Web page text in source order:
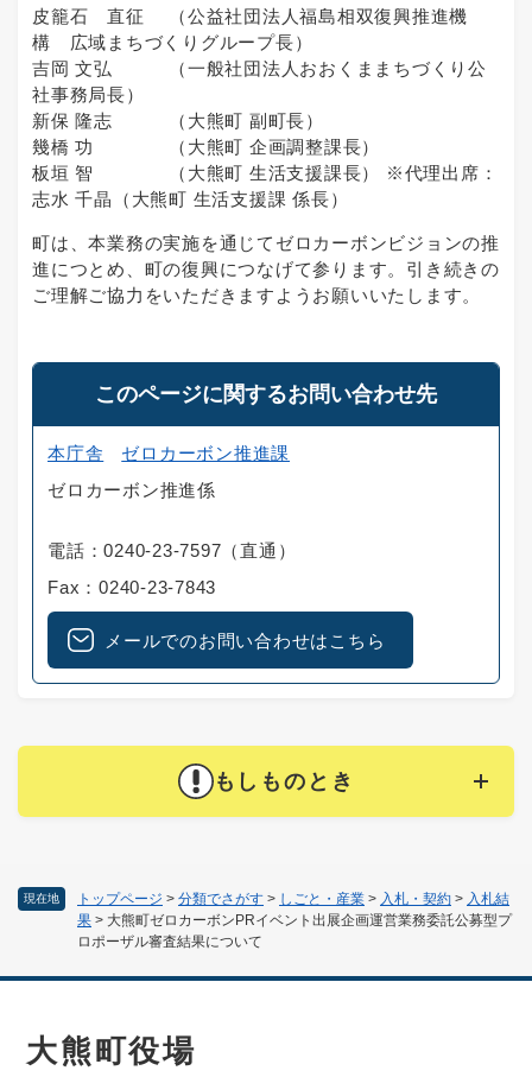
現在地 トップページ > 分類でさがす > しごと・産業 > 入札・契約 > 入札結
果 > 大熊町ゼロカーボンPRイベント出展企画運営業務委託公募型プ
ロポーザル審査結果について
皮籠石 直征 （公益社団法人福島相双復興推進機
構 広域まちづくりグループ長）
​吉岡 文弘 （一般社団法人おおくままちづくり公
社事務局長）
新保 隆志 （大熊町 副町長）
幾橋 功 （大熊町 企画調整課長）
板垣 智 （大熊町 生活支援課長） ※代理出席：
志水 千晶（大熊町 生活支援課 係長）
町は、本業務の実施を通じてゼロカーボンビジョンの推
進につとめ、町の復興につなげて参ります。引き続きの
ご理解ご協力をいただきますようお願いいたします。
このページに関するお問い合わせ先
本庁舎
ゼロカーボン推進課
ゼロカーボン推進係
電話：0240-23-7597（直通）
Fax：0240-23-7843
メールでのお問い合わせはこちら
もしものとき
大熊町役場